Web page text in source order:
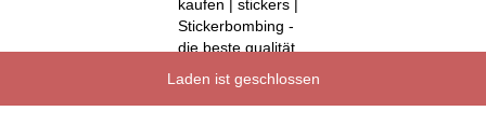
Laden ist geschlossen